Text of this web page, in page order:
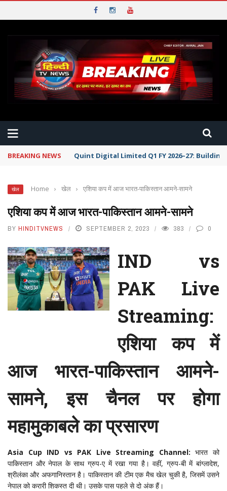
BREAKING NEWS Quint Digital Limited Q1 FY 2026–27:
खेल Home › खेल › एशिया कप में आज भारत-पाकिस्तान आमने-सामने
एशिया कप में आज भारत-पाकिस्तान आमने-सामने
BY HINDITVNEWS SEPTEMBER 2, 2023 383 0
IND vs
PAK Live
Streaming:
एशिया कप में
आज भारत-पाकिस्तान आमने-
सामने, इस चैनल पर होगा
महामुकाबले का प्रसारण
Asia Cup IND vs PAK Live Streaming Channel:भारत को
पाकिस्तान और नेपाल के साथ ग्रुप-ए में रखा गया है। वहीं, ग्रुप-बी में बांग्लादेश,
श्रीलंका और अफगानिस्तान है। पाकिस्तान की टीम एक मैच खेल चुकी है, जिसमें उसने
नेपाल को करारी शिकस्त दी थी। उसके पास पहले से दो अंक हैं।